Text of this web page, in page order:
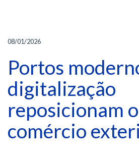
08/01/2026
Portos
digitalização
reposicionam
comércio